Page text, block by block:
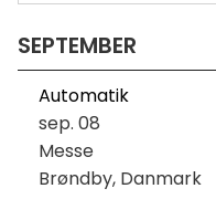
SEPTEMBER
Automatik
sep. 08
Messe
Brøndby, Danmark